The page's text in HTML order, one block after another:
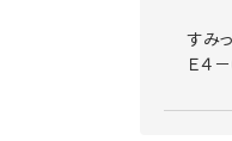
すみ
Ｅ４